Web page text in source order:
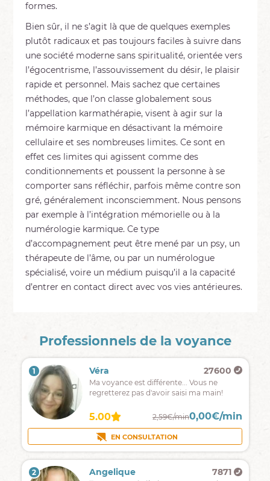
formes.
Bien sûr, il ne s’agit là que de quelques exemples
plutôt radicaux et pas toujours faciles à suivre dans
une société moderne sans spiritualité, orientée vers
l’égocentrisme, l’assouvissement du désir, le plaisir
rapide et personnel. Mais sachez que certaines
méthodes, que l’on classe globalement sous
l’appellation karmathérapie, visent à agir sur la
mémoire karmique en désactivant la mémoire
cellulaire et ses nombreuses limites. Ce sont en
effet ces limites qui agissent comme des
conditionnements et poussent la personne à se
comporter sans réfléchir, parfois même contre son
gré, généralement inconsciemment. Nous pensons
par exemple à l’intégration mémorielle ou à la
numérologie karmique. Ce type
d’accompagnement peut être mené par un psy, un
thérapeute de l’âme, ou par un numérologue
spécialisé, voire un médium puisqu’il a la capacité
d’entrer en contact direct avec vos vies antérieures.
Professionnels de la voyance
1 Véra 27600
Ma voyance est différente... Vous ne
regretterez pas d'avoir saisi ma main!
5.00 2,59€/min0,00€/min
EN CONSULTATION
2 Angelique 7871